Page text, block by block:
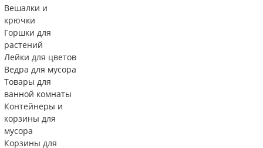
Вешалки и
крючки
Горшки для
растений
Лейки для цветов
Ведра для мусора
Товары для
ванной комнаты
Контейнеры и
корзины для
мусора
Корзины для